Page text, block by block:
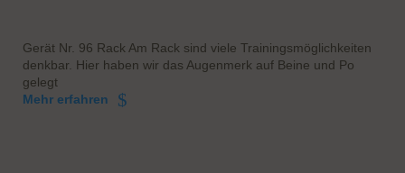
Gerät Nr. 96 Rack Am Rack sind viele Trainingsmöglichkeiten
denkbar. Hier haben wir das Augenmerk auf Beine und Po
gelegt
Mehr erfahren